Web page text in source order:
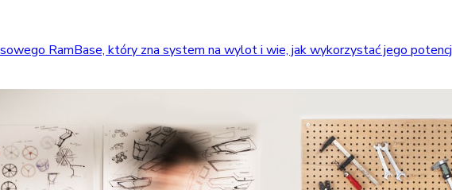
RamBase, który zna system na wylot i wie, jak wykorzystać jego